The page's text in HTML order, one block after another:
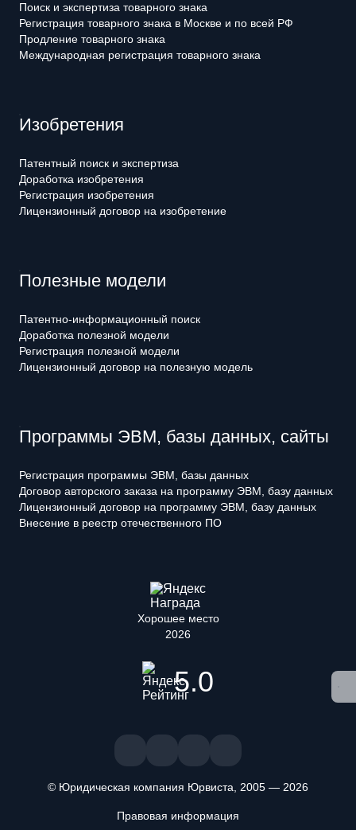
Поиск и экспертиза товарного знака
Регистрация товарного знака в Москве и по всей РФ
Продление товарного знака
Международная регистрация товарного знака
Изобретения
Патентный поиск и экспертиза
Доработка изобретения
Регистрация изобретения
Лицензионный договор на изобретение
Полезные модели
Патентно-информационный поиск
Доработка полезной модели
Регистрация полезной модели
Лицензионный договор на полезную модель
Программы ЭВМ, базы данных, сайты
Регистрация программы ЭВМ, базы данных
Договор авторского заказа на программу ЭВМ, базу данных
Лицензионный договор на программу ЭВМ, базу данных
Внесение в реестр отечественного ПО
Хорошее место
2026
5.0
© Юридическая компания Юрвиста, 2005 — 2026
Правовая информация